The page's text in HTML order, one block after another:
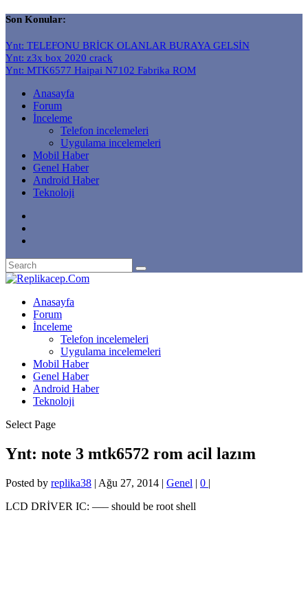
Son Konular:
Ynt: TELEFONU BRİCK OLANLAR BURAYA GELSİN
Ynt: z3x box 2020 crack
Ynt: MTK6577 Haipai N7102 Fabrika ROM
Anasayfa
Forum
İnceleme
Telefon incelemeleri
Uygulama incelemeleri
Mobil Haber
Genel Haber
Android Haber
Teknoloji
Anasayfa
Forum
İnceleme
Telefon incelemeleri
Uygulama incelemeleri
Mobil Haber
Genel Haber
Android Haber
Teknoloji
Select Page
Ynt: note 3 mtk6572 rom acil lazım
Posted by replika38 | Ağu 27, 2014 | Genel | 0 |
LCD DRİVER IC: —– should be root shell